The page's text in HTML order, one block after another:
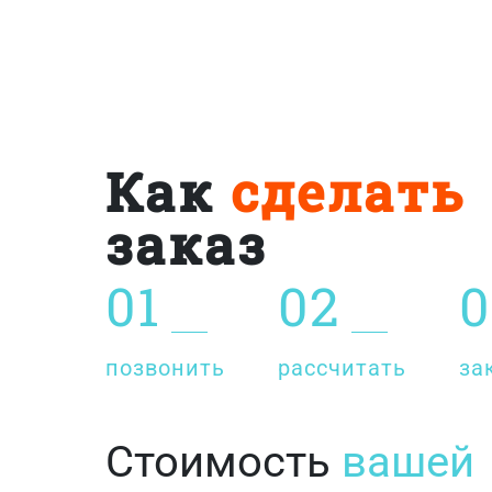
Как сделать
заказ
01
позвонить
02
рассчитать
Стоимость вашей